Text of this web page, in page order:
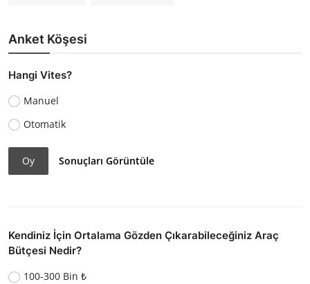
Anket Köşesi
Hangi Vites?
Manuel
Otomatik
Oy Sonuçları Görüntüle
Kendiniz İçin Ortalama Gözden Çıkarabileceğiniz Araç
Bütçesi Nedir?
100-300 Bin ₺